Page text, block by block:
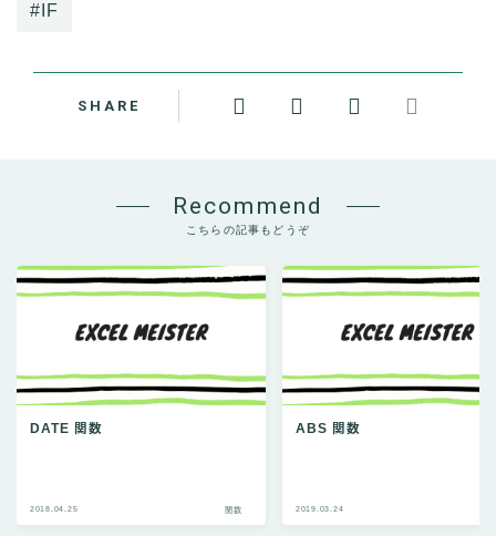
#IF
SHARE
Recommend
こちらの記事もどうぞ
DATE 関数
2018.04.25 関数
ABS 関数
2019.03.24